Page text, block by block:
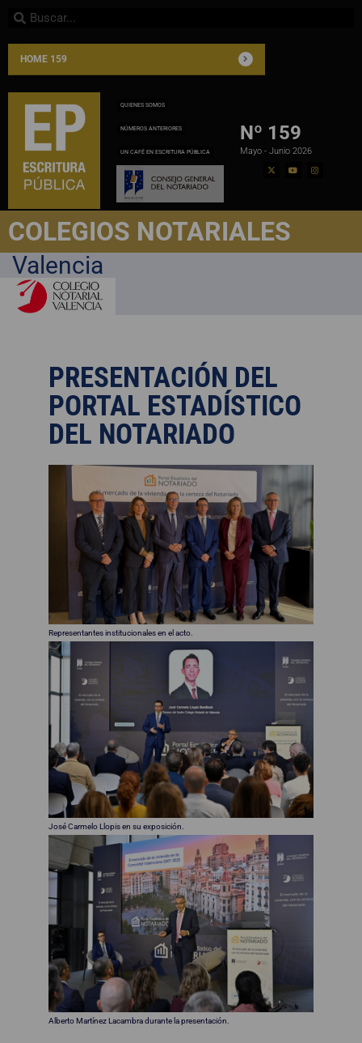
HOME 159
QUIENES SOMOS
NÚMEROS ANTERIORES
UN CAFÉ EN ESCRITURA PÚBLICA
Nº 159
Mayo - Junio 2026
COLEGIOS NOTARIALES
Valencia
PRESENTACIÓN DEL
PORTAL ESTADÍSTICO
DEL NOTARIADO
Representantes institucionales en el acto.
José Carmelo Llopis en su exposición.
Alberto Martínez Lacambra durante la presentación.